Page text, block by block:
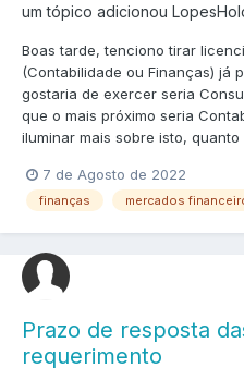
um tópico adicionou
Boas tarde, tenciono tirar
(Contabilidade ou Finanças) já
gostaria de exercer seria
que o mais próximo seria
iluminar mais sobre isto,
7 de Agosto de 2022
finanças mercados
Prazo de resposta
requerimento